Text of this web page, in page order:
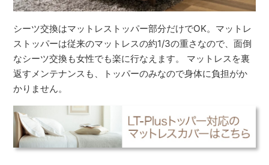
シーツ交換はマットレストッパー部分だけでOK。マットレ
ストッパーは従来のマットレスの約1/3の重さなので、面倒
なシーツ交換も女性でも楽に行なえます。 マットレスを裏
返すメンテナンスも、トッパーのみなので身体に負担がか
かりません。